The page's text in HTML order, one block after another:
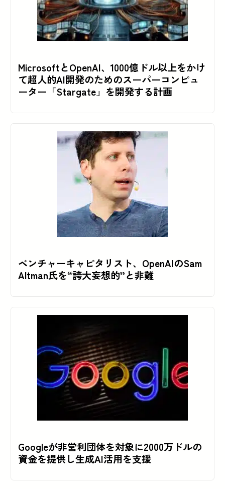
MicrosoftとOpenAI、1000億ドル以上をかけ
て超人的AI開発のためのスーパーコンピュ
ーター「Stargate」を開発する計画
ベンチャーキャピタリスト、OpenAIのSam
Altman氏を“誇大妄想的”と非難
Googleが非営利団体を対象に2000万ドルの
資金を提供し生成AI活用を支援